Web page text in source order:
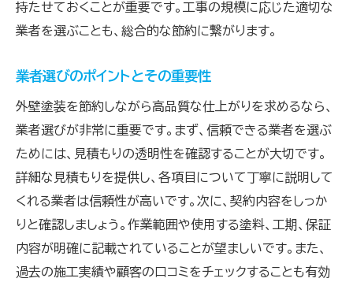
見積書の内容を細かくチェックする方法
価格だけで選ばないためのポイント
見積もり比較の際に重要な要素
失敗しないための参考資料の活用法
長期的な視点から見た外壁塗装のコスト削減戦略
長期的なコスト削減を見据えた塗料選び
定期メンテナンスの重要性とその方法
持たせておくことが重要です。工事の規模に応じた適切な
業者を選ぶことも、総合的な節約に繋がります。
業者選びのポイントとその重要性
外壁塗装を節約しながら高品質な仕上がりを求めるなら、
業者選びが非常に重要です。まず、信頼できる業者を選ぶ
ためには、見積もりの透明性を確認することが大切です。
詳細な見積もりを提供し、各項目について丁寧に説明して
くれる業者は信頼性が高いです。次に、契約内容をしっか
りと確認しましょう。作業範囲や使用する塗料、工期、保証
内容が明確に記載されていることが望ましいです。また、
過去の施工実績や顧客の口コミをチェックすることも有効